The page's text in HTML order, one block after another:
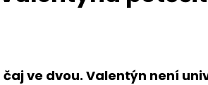
ve dvou. Valentýn není